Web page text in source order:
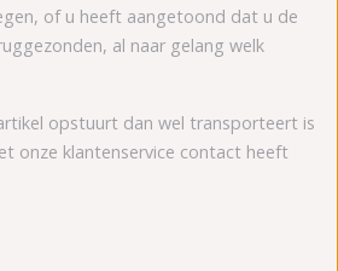
of u heeft aangetoond dat u de
al naar gelang welk
opstuurt dan wel transporteert is
onze klantenservice contact heeft